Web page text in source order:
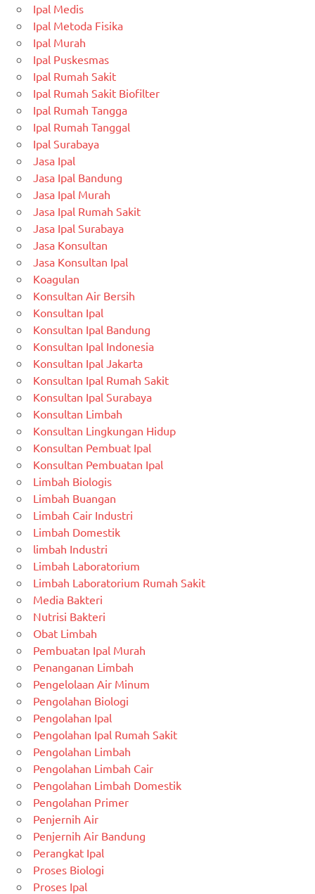
Ipal Medis
Ipal Metoda Fisika
Ipal Murah
Ipal Puskesmas
Ipal Rumah Sakit
Ipal Rumah Sakit Biofilter
Ipal Rumah Tangga
Ipal Rumah Tanggal
Ipal Surabaya
Jasa Ipal
Jasa Ipal Bandung
Jasa Ipal Murah
Jasa Ipal Rumah Sakit
Jasa Ipal Surabaya
Jasa Konsultan
Jasa Konsultan Ipal
Koagulan
Konsultan Air Bersih
Konsultan Ipal
Konsultan Ipal Bandung
Konsultan Ipal Indonesia
Konsultan Ipal Jakarta
Konsultan Ipal Rumah Sakit
Konsultan Ipal Surabaya
Konsultan Limbah
Konsultan Lingkungan Hidup
Konsultan Pembuat Ipal
Konsultan Pembuatan Ipal
Limbah Biologis
Limbah Buangan
Limbah Cair Industri
Limbah Domestik
limbah Industri
Limbah Laboratorium
Limbah Laboratorium Rumah Sakit
Media Bakteri
Nutrisi Bakteri
Obat Limbah
Pembuatan Ipal Murah
Penanganan Limbah
Pengelolaan Air Minum
Pengolahan Biologi
Pengolahan Ipal
Pengolahan Ipal Rumah Sakit
Pengolahan Limbah
Pengolahan Limbah Cair
Pengolahan Limbah Domestik
Pengolahan Primer
Penjernih Air
Penjernih Air Bandung
Perangkat Ipal
Proses Biologi
Proses Ipal